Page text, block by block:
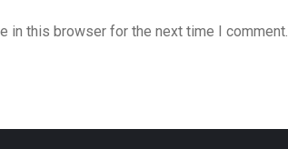
in this browser for the next time I comment.